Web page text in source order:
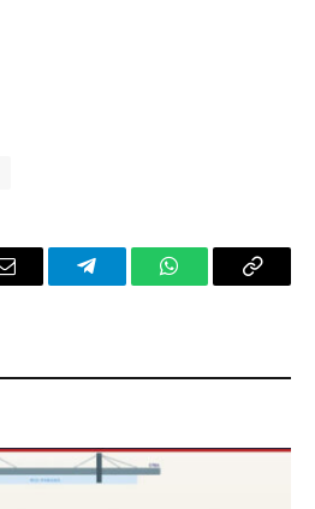
Email TelegramWhatsAppCopy